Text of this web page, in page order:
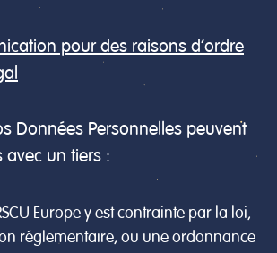
pour des raisons d’ordre
Données Personnelles peuvent
avec un tiers :
Europe y est contrainte par la loi,
réglementaire, ou une ordonnance